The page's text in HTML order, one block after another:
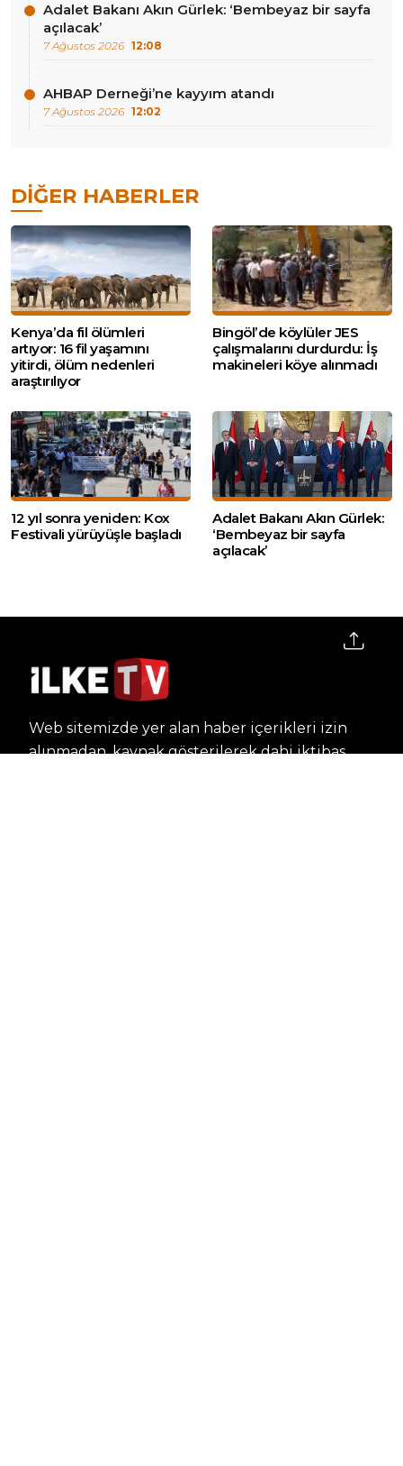
Adalet Bakanı Akın Gürlek: ‘Bembeyaz bir sayfa
açılacak’
7 Ağustos 2026 12:08
AHBAP Derneği’ne kayyım atandı
7 Ağustos 2026 12:02
DIĞER HABERLER
Kenya’da fil ölümleri
artıyor: 16 fil yaşamını
yitirdi, ölüm nedenleri
araştırılıyor
Bingöl’de köylüler JES
çalışmalarını durdurdu: İş
makineleri köye alınmadı
12 yıl sonra yeniden: Kox
Festivali yürüyüşle başladı
Adalet Bakanı Akın Gürlek:
‘Bembeyaz bir sayfa
açılacak’
Web sitemizde yer alan haber içerikleri izin
alınmadan, kaynak gösterilerek dahi iktibas